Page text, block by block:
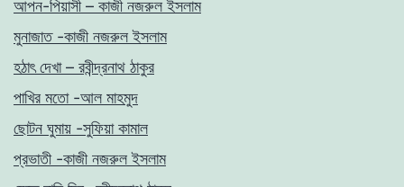
আপন-পিয়াসী – কাজী নজরুল ইসলাম
মুনাজাত -কাজী নজরুল ইসলাম
হঠাৎ দেখা – রবীন্দ্রনাথ ঠাকুর
পাখির মতো -আল মাহমুদ
ছোটন ঘুমায় -সুফিয়া কামাল
প্রভাতী -কাজী নজরুল ইসলাম